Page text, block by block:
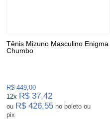
Tênis Mizuno Masculino Enigma
Chumbo
R$ 449,00
12x R$ 37,42
ou R$ 426,55 no boleto ou
pix